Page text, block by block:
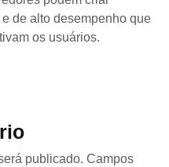
de alto desempenho que
os usuários.
publicado. Campos